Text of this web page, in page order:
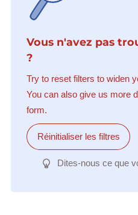
Vous n'avez pas
?
Try to reset filters to widen
You can also give us more
form.
Réinitialiser les filtres
Dites-nous ce que